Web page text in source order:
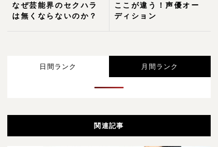
なぜ芸能界のセクハラ
は無くならないのか？
ここが違う！声優オー
ディション
日間ランク 月間ランク
関連記事